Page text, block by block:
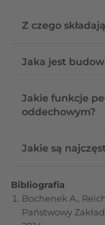
Z czego
Jaka jest
Jakie funkcje
oddechowym?
Jakie są
Bibliografia
Bochenek A.,
Państwowy